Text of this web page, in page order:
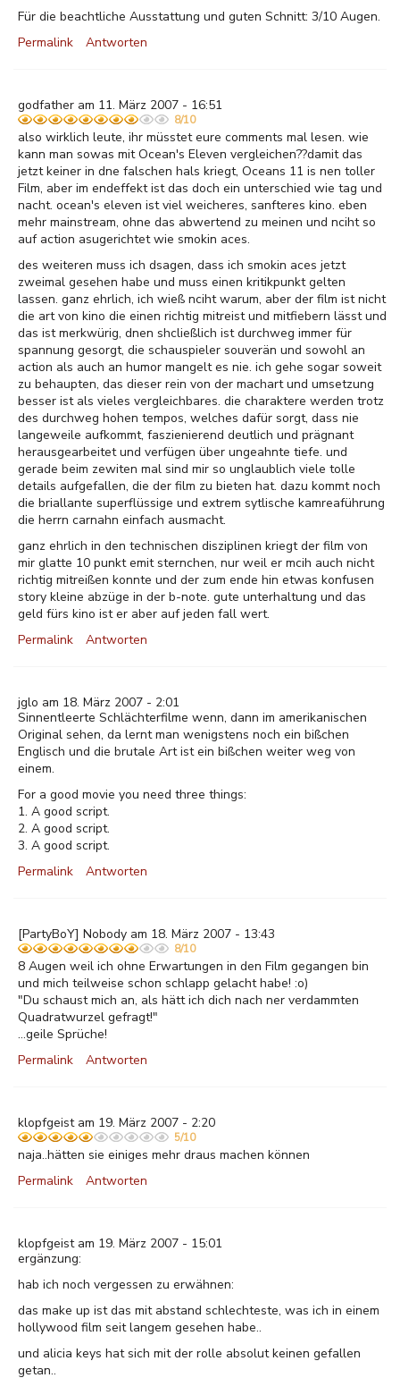
Für die beachtliche Ausstattung und guten Schnitt: 3/10 Augen.
Permalink
Antworten
godfather am 11. März 2007 - 16:51
8/10
also wirklich leute, ihr müsstet eure comments mal lesen. wie
kann man sowas mit Ocean's Eleven vergleichen??damit das
jetzt keiner in dne falschen hals kriegt, Oceans 11 is nen toller
Film, aber im endeffekt ist das doch ein unterschied wie tag und
nacht. ocean's eleven ist viel weicheres, sanfteres kino. eben
mehr mainstream, ohne das abwertend zu meinen und nciht so
auf action asugerichtet wie smokin aces.
des weiteren muss ich dsagen, dass ich smokin aces jetzt
zweimal gesehen habe und muss einen kritikpunkt gelten
lassen. ganz ehrlich, ich wieß nciht warum, aber der film ist nicht
die art von kino die einen richtig mitreist und mitfiebern lässt und
das ist merkwürig, dnen shcließlich ist durchweg immer für
spannung gesorgt, die schauspieler souverän und sowohl an
action als auch an humor mangelt es nie. ich gehe sogar soweit
zu behaupten, das dieser rein von der machart und umsetzung
besser ist als vieles vergleichbares. die charaktere werden trotz
des durchweg hohen tempos, welches dafür sorgt, dass nie
langeweile aufkommt, faszienierend deutlich und prägnant
herausgearbeitet und verfügen über ungeahnte tiefe. und
gerade beim zewiten mal sind mir so unglaublich viele tolle
details aufgefallen, die der film zu bieten hat. dazu kommt noch
die briallante superflüssige und extrem sytlische kamreaführung
die herrn carnahn einfach ausmacht.
ganz ehrlich in den technischen disziplinen kriegt der film von
mir glatte 10 punkt emit sternchen, nur weil er mcih auch nicht
richtig mitreißen konnte und der zum ende hin etwas konfusen
story kleine abzüge in der b-note. gute unterhaltung und das
geld fürs kino ist er aber auf jeden fall wert.
Permalink
Antworten
jglo am 18. März 2007 - 2:01
Sinnentleerte Schlächterfilme wenn, dann im amerikanischen
Original sehen, da lernt man wenigstens noch ein bißchen
Englisch und die brutale Art ist ein bißchen weiter weg von
einem.
For a good movie you need three things:
1. A good script.
2. A good script.
3. A good script.
Permalink
Antworten
[PartyBoY] Nobody am 18. März 2007 - 13:43
8/10
8 Augen weil ich ohne Erwartungen in den Film gegangen bin
und mich teilweise schon schlapp gelacht habe! :o)
"Du schaust mich an, als hätt ich dich nach ner verdammten
Quadratwurzel gefragt!"
...geile Sprüche!
Permalink
Antworten
klopfgeist am 19. März 2007 - 2:20
5/10
naja..hätten sie einiges mehr draus machen können
Permalink
Antworten
klopfgeist am 19. März 2007 - 15:01
ergänzung:
hab ich noch vergessen zu erwähnen:
das make up ist das mit abstand schlechteste, was ich in einem
hollywood film seit langem gesehen habe..
und alicia keys hat sich mit der rolle absolut keinen gefallen
getan..